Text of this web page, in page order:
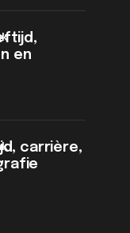
en
carrière,